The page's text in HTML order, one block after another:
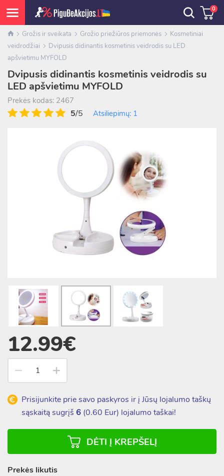
0
Grožis ir sveikata Grožio priežiūros priemonės
Kosmetiniai
veidrodžiai
Dvipusis didinantis kosmetinis veidrodis su LED
apšvietimu MYFOLD
Dvipusis didinantis kosmetinis veidrodis su
LED apšvietimu MYFOLD
Prekės kodas: 2467
5/5 Atsiliepimų: 1
12.99€
Prisijunkite prie savo paskyros ir į Jūsų lojalumo taškų
sąskaitą sugrįš 6 (0.60 Eur) lojalumo taškai!
DĖTI Į KREPŠELĮ
Prekės likutis